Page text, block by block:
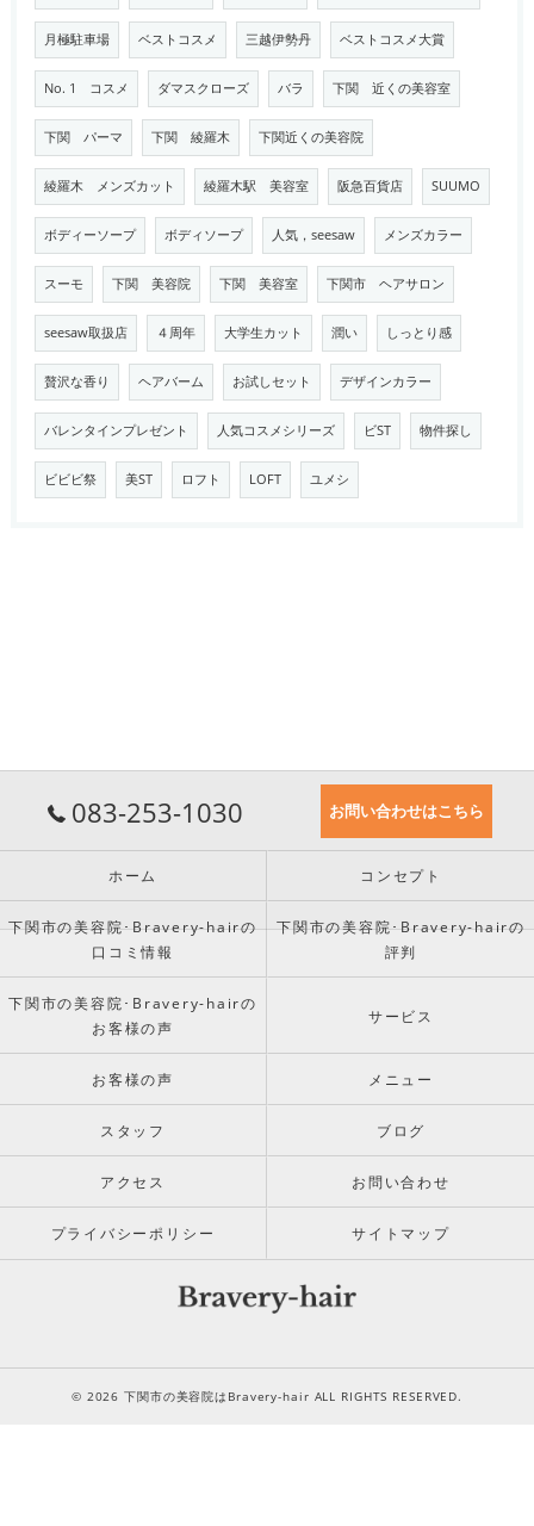
月極駐車場 ベストコスメ 三越伊勢丹 ベストコスメ大賞
No. 1 コスメ ダマスクローズ バラ 下関 近くの美容室
下関 パーマ 下関 綾羅木 下関近くの美容院
綾羅木 メンズカット 綾羅木駅 美容室 阪急百貨店 SUUMO
ボディーソープ ボディソープ 人気，seesaw メンズカラー
スーモ 下関 美容院 下関 美容室 下関市 ヘアサロン
seesaw取扱店 ４周年 大学生カット 潤い しっとり感
贅沢な香り ヘアバーム お試しセット デザインカラー
バレンタインプレゼント 人気コスメシリーズ ビST 物件探し
ビビビ祭 美ST ロフト LOFT ユメシ
083-253-1030 お問い合わせはこちら
ホーム コンセプト
下関市の美容院･Bravery-hairの
口コミ情報
下関市の美容院･Bravery-hairの
評判
下関市の美容院･Bravery-hairの
お客様の声
サービス
お客様の声 メニュー
スタッフ ブログ
アクセス お問い合わせ
プライバシーポリシー サイトマップ
© 2026 下関市の美容院はBravery-hair ALL RIGHTS RESERVED.